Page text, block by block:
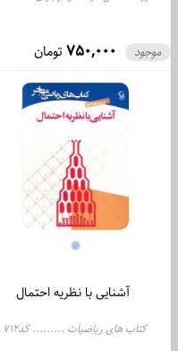
750,000 تومان موجود
آشنایی با نظریه احتمال
کتاب های ریاضیات ......... کد712